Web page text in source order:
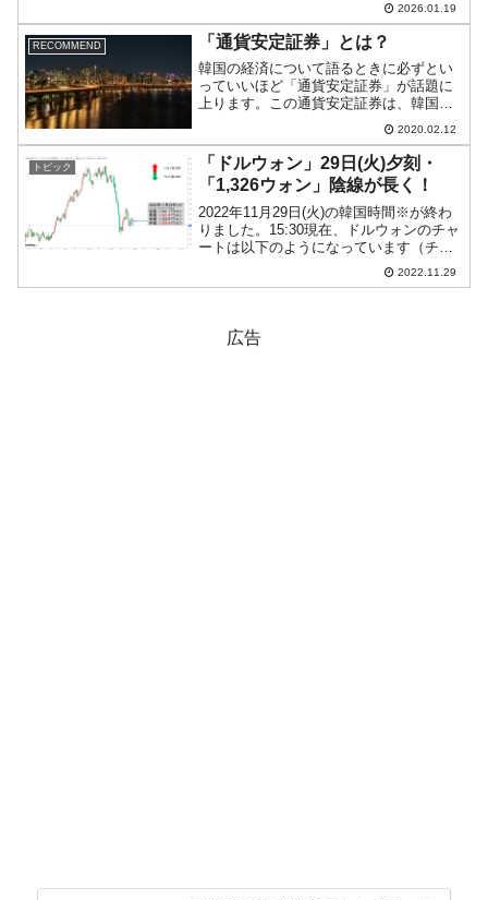
『Investing.com』より引用）。ちょい下
げて始まりましたが、現在のところ陽
線。K...
2026.01.19
RECOMMEND 「通貨安定証券」とは？
韓国の経済について語るときに必ずとい
っていいほど「通貨安定証券」が話題に
上ります。この通貨安定証券は、韓国の
中央銀行「韓国銀行」が発行する債券
で、「市中のお金の量を調節するため」
に発行されるものです。中央銀行がお金
を吸収するのに使えます！市...
2020.02.12
トピック
「ドルウォン」29日(火)夕刻・
「1,326ウォン」陰線が長く！
2022年11月29日(火)の韓国時間※が終わ
りました。15:30現在、ドルウォンのチャ
ートは以下のようになっています（チャ
ートは『Investing.com』より引用）。陰
線が長くなりました！ 現在のところ「1
2022.11.29
広告